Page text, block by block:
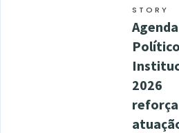
STORY
Agenda
2026
reforça